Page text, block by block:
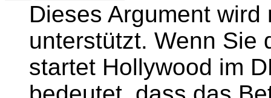
Dieses Argument
unterstützt. Wenn Sie
startet Hollywood im